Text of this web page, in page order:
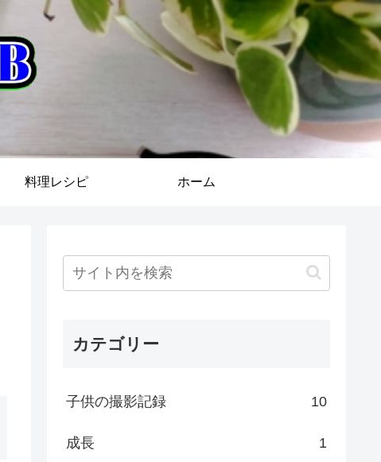
料理レシピ ホーム
カテゴリー
子供の撮影記録 10
成長 1